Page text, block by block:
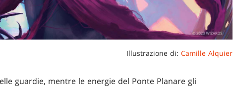
Illustrazione di: Camille Alquier
guardie, mentre le energie del Ponte Planare gli